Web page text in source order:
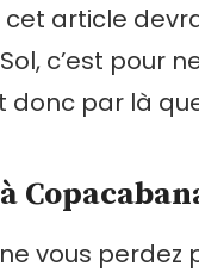
cet article
c’est pour
donc par là
vous perdez